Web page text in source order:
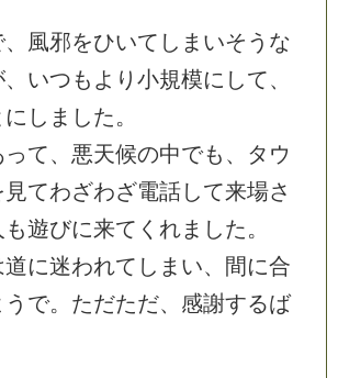
、 風邪をひいて し ま いそ う な
、 いつも よ り 小規模に して、
に し ま した。
って、 悪天候の中でも 、 タ ウ
見てわざわざ電話して来場さ
も遊びに来て く れま した。
道に迷われて し ま い、 間 に合
う で。 ただただ、 感謝するば